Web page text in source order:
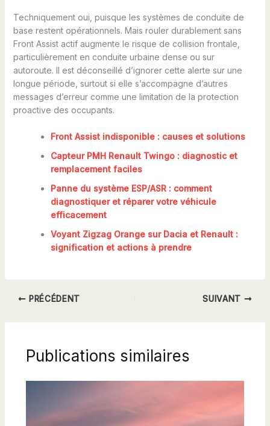
Techniquement oui, puisque les systèmes de conduite de
base restent opérationnels. Mais rouler durablement sans
Front Assist actif augmente le risque de collision frontale,
particulièrement en conduite urbaine dense ou sur
autoroute. Il est déconseillé d’ignorer cette alerte sur une
longue période, surtout si elle s’accompagne d’autres
messages d’erreur comme une limitation de la protection
proactive des occupants.
Front Assist indisponible : causes et solutions
Capteur PMH Renault Twingo : diagnostic et
remplacement faciles
Panne du système ESP/ASR : comment
diagnostiquer et réparer votre véhicule
efficacement
Voyant Zigzag Orange sur Dacia et Renault :
signification et actions à prendre
PRÉCÉDENT SUIVANT
Publications similaires